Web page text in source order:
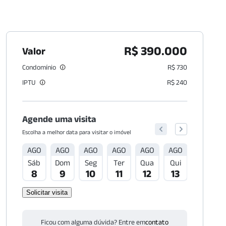
Valor R$ 390.000
Condomínio
R$ 730
IPTU
R$ 240
Agende uma visita
Escolha a melhor data para visitar o imóvel
AGO
Sáb
8
AGO
Dom
9
AGO
Seg
10
AGO
Ter
11
AGO
Qua
12
AGO
Qui
13
Solicitar visita
Ficou com alguma dúvida? Entre emcontato